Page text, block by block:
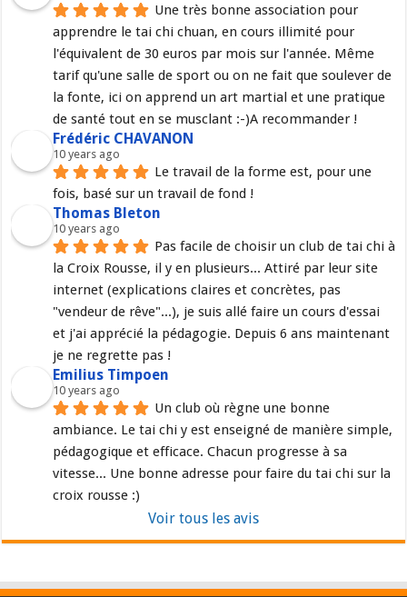
Une très bonne association pour
apprendre le tai chi chuan, en cours illimité pour
l'équivalent de 30 euros par mois sur l'année. Même
tarif qu'une salle de sport ou on ne fait que soulever de
la fonte, ici on apprend un art martial et une pratique
de santé tout en se musclant :-)A recommander !
Frédéric CHAVANON
10 years ago
Le travail de la forme est, pour une
fois, basé sur un travail de fond !
Thomas Bleton
10 years ago
Pas facile de choisir un club de tai chi à
la Croix Rousse, il y en plusieurs... Attiré par leur site
internet (explications claires et concrètes, pas
"vendeur de rêve"...), je suis allé faire un cours d'essai
et j'ai apprécié la pédagogie. Depuis 6 ans maintenant
je ne regrette pas !
Emilius Timpoen
10 years ago
Un club où règne une bonne
ambiance. Le tai chi y est enseigné de manière simple,
pédagogique et efficace. Chacun progresse à sa
vitesse... Une bonne adresse pour faire du tai chi sur la
croix rousse :)
Voir tous les avis